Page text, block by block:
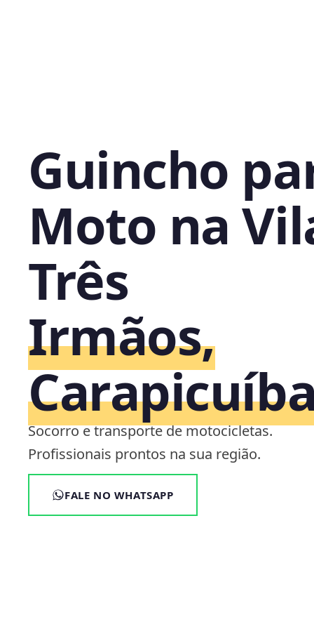
Guincho
Moto na
Três
Irmãos,
Socorro e transporte de motocicletas.
Profissionais prontos na sua região.
FALE NO WHATSAPP